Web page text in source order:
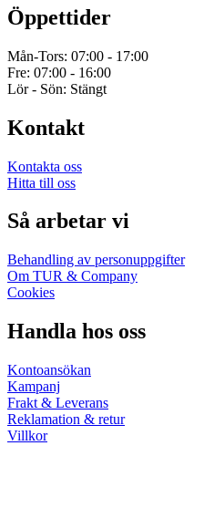
Öppettider
Mån-Tors: 07:00 - 17:00
Fre: 07:00 - 16:00
Lör - Sön: Stängt
Kontakt
Kontakta oss
Hitta till oss
Så arbetar vi
Behandling av personuppgifter
Om TUR & Company
Cookies
Handla hos oss
Kontoansökan
Kampanj
Frakt & Leverans
Reklamation & retur
Villkor